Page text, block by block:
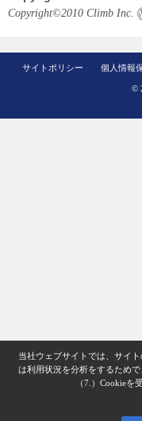
Copyright©2010 Climb Inc.
サイトポリシー 個人情報
©
当社ウェブサイトでは、サイ
は利用状況を分析をするため
（7.）Cookieを